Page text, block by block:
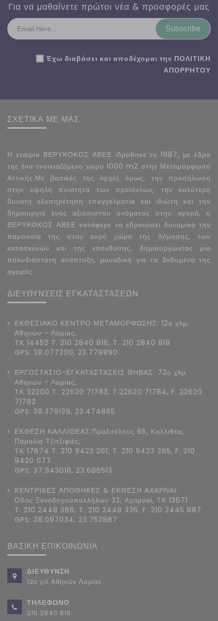
Για να μαθαίνετε πρώτοι νέα & προσφορές μας
Subscribe
Έχω διαβάσει και αποδέχομαι την ΠΟΛΙΤΙΚΗ
ΑΠΟΡΡΗΤΟΥ
ΣΧΕΤΙΚΑ ΜΕ ΜΑΣ
Η εταιρία ΒΕΡΥΚΟΚΟΣ ΑΒΕΕ ιδρύθηκε το 1987, με έδρα
της ένα ενοικιαζόμενο χώρο 1000 m2 στην Μεταμόρφωση
Αττικής.Με βασικές της αρχές όμως, την προσήλωση
στην υψηλή ποιότητα των προϊόντων, την καλύτερη
δυνατή εξυπηρέτηση επαγγελματία και ιδιώτη και την
δημιουργία ενός αξιόπιστου ονόματος στην αγορά, η
ΒΕΡΥΚΟΚΟΣ ΑΒΕΕ κατάφερε να εδραιώσει δυναμικά την
παρουσία της στον ευρύ χώρο της δόμησης, των
κατασκευών και της επένδυσης, δημιουργώντας μια
πολυδιάστατη ανάπτυξη, μοναδική για τα δεδομένα της
αγοράς.
ΔΙΕΥΘΥΝΣΕΙΣ ΕΓΚΑΤΑΣΤΑΣΕΩΝ
ΕΚΘΕΣΙΑΚΟ ΚΕΝΤΡΟ ΜΕΤΑΜΟΡΦΩΣΗΣ: 12ο χλμ.
Αθηνών - Λαμίας,
ΤΚ 14452 Τ. 210 2840 816, Τ. 210 2840 818
GPS: 38.077300, 23.779890
ΕΡΓΟΣΤΑΣΙΟ-ΕΓΚΑΤΑΣΤΑΣΕΙΣ ΘΗΒΑΣ: 72ο χλμ.
Αθηνών - Λαμίας,
ΤΚ 32200 Τ. 22620 71783, T.22620 71784, F. 22620
71782
GPS: 38.379139, 23.474865
ΕΚΘΕΣΗ ΚΑΛΛΙΘΕΑΣ:Πραξιτέλους 65, Καλλιθέα,
Παραλία Τζιτζιφιές,
ΤΚ 17674 Τ. 210 9423 261, T. 210 9423 265, F. 210
9420 077
GPS: 37.943018, 23.686513
ΚΕΝΤΡΙΚΕΣ ΑΠΟΘΗΚΕΣ & ΕΚΘΕΣΗ ΑΧΑΡΝΑΙ:
Οδός Ξενοδοχοϋπαλλήλων 32, Αχαρναί, ΤΚ 13671
Τ. 210 2448 366, T. 210 2448 336, F. 210 2445 887
GPS: 38.097034, 23.753887
ΒΑΣΙΚΗ ΕΠΙΚΟΙΝΩΝΙΑ
ΔΙΕΥΘΥΝΣΗ
12ο χιλ Αθηνών Λαμίας
ΤΗΛΕΦΩΝΟ
210 2840 816